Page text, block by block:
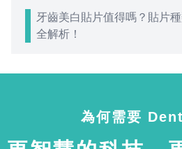
牙齒美白貼片值得嗎？貼片
全解析！
為何需要